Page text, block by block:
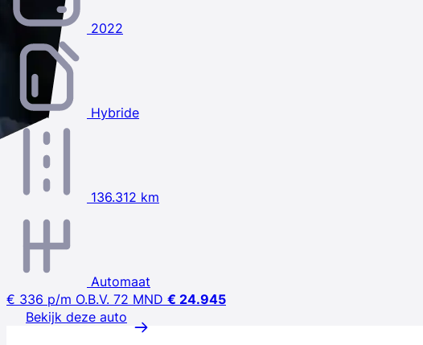
2022
Hybride
136.312 km
Automaat
€ 336 p/m O.B.V. 72 MND € 24.945
Bekijk deze auto